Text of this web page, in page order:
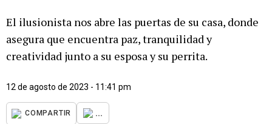
El ilusionista nos abre las puertas de su casa, donde
asegura que encuentra paz, tranquilidad y
creatividad junto a su esposa y su perrita.
12 de agosto de 2023 - 11:41 pm
COMPARTIR ...